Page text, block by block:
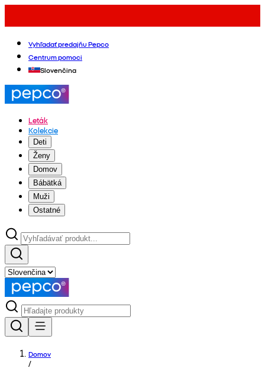
Vyhľadať predajňu Pepco
Centrum pomoci
Slovenčina
Leták
Kolekcie
Deti
Ženy
Domov
Bábätká
Muži
Ostatné
Domov
/